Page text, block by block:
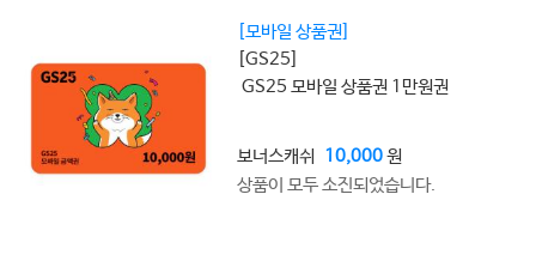
[모바일 상품권]
[GS25]
GS25 모바일 상품권 1만원권
보너스캐쉬 10,000원
상품이 모두 소진되었습니다.